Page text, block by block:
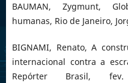
BAUMAN, Zygmunt,
humanas, Rio de Janeiro,
BIGNAMI, Renato, A
internacional contra a
Repórter Brasil,